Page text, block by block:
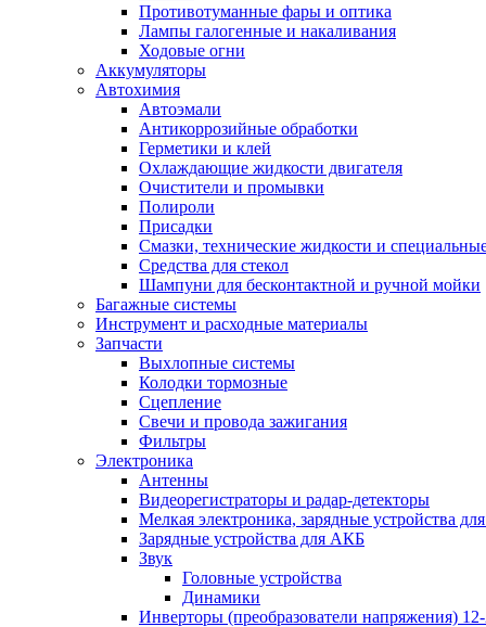
Противотуманные фары и оптика
Лампы галогенные и накаливания
Ходовые огни
Аккумуляторы
Автохимия
Автоэмали
Антикоррозийные обработки
Герметики и клей
Охлаждающие жидкости двигателя
Очистители и промывки
Полироли
Присадки
Смазки, технические жидкости и
Средства для стекол
Шампуни для бесконтактной и ручной мойки
Багажные системы
Инструмент и расходные материалы
Запчасти
Выхлопные системы
Колодки тормозные
Сцепление
Свечи и провода зажигания
Фильтры
Электроника
Антенны
Видеорегистраторы и радар-детекторы
Мелкая электроника, зарядные устройства
Зарядные устройства для АКБ
Звук
Головные устройства
Динамики
Инверторы (преобразователи напряжения)